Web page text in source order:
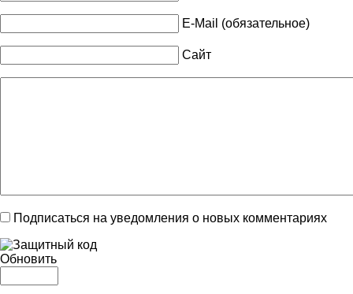
E-Mail (обязательное)
Сайт
Подписаться на уведомления о новых комментариях
Обновить